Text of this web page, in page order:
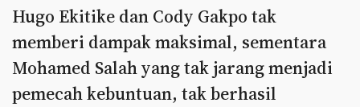
Hugo Ekitike dan Cody Gakpo tak
memberi dampak maksimal, sementara
Mohamed Salah yang tak jarang menjadi
pemecah kebuntuan, tak berhasil